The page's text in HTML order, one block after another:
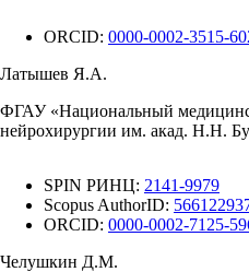
ORCID: 0000-0002-3515-
Латышев Я.А.
ФГАУ «Национальный
нейрохирургии им. акад. Н.Н.
SPIN РИНЦ: 2141-9979
Scopus AuthorID:
ORCID: 0000-0002-7125-
Челушкин Д.М.